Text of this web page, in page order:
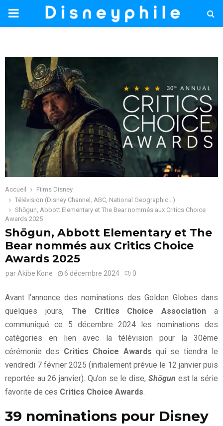
PRIMARY
Accueil
Films Disney
Télévision (Disney Channel, ABC, National Geographic...)
Shōgun, Abbott Elementary et The Bear nommés aux Critics Choice
Awards 2025
Shōgun, Abbott Elementary et The
Bear nommés aux Critics Choice
Awards 2025
par Akibe Kone 6 décembre 2024 0
Avant l’annonce des nominations des Golden Globes dans
quelques jours, The Critics Choice Association a
communiqué ce 5 décembre 2024 les nominations des
catégories en lien avec la télévision pour la 30ème
cérémonie des Critics Choice Awards qui se tiendra le
vendredi 7 février 2025 (initialement prévue le 12 janvier puis
reportée au 26 janvier). Qu’on se le dise, Shōgun est la série
favorite de ces Critics Choice Awards
39 nominations pour Disney